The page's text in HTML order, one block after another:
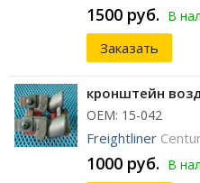
1500 руб. В
Заказать
кронштейн
ОЕМ: 15-042
Freightliner
1000 руб. В